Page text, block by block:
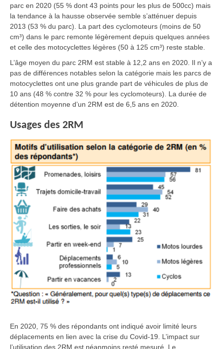
parc en 2020 (55 % dont 43 points pour les plus de 500cc) mais
la tendance à la hausse observée semble s’atténuer depuis
2013 (53 % du parc). La part des cyclomoteurs (moins de 50
cm³) dans le parc remonte légèrement depuis quelques années
et celle des motocyclettes légères (50 à 125 cm³) reste stable.
L’âge moyen du parc 2RM est stable à 12,2 ans en 2020. Il n’y a
pas de différences notables selon la catégorie mais les parcs de
motocyclettes ont une plus grande part de véhicules de plus de
10 ans (48 % contre 32 % pour les cyclomoteurs). La durée de
détention moyenne d’un 2RM est de 6,5 ans en 2020.
Usages des 2RM
En 2020, 75 % des répondants ont indiqué avoir limité leurs
déplacements en lien avec la crise du Covid-19. L’impact sur
l’utilisation des 2RM est néanmoins resté mesuré. Le